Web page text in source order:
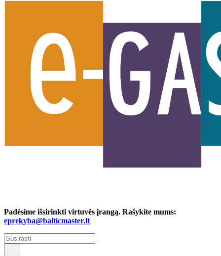
Padėsime išsirinkti virtuvės įrangą. Rašykite mums:
eprekyba@balticmaster.lt